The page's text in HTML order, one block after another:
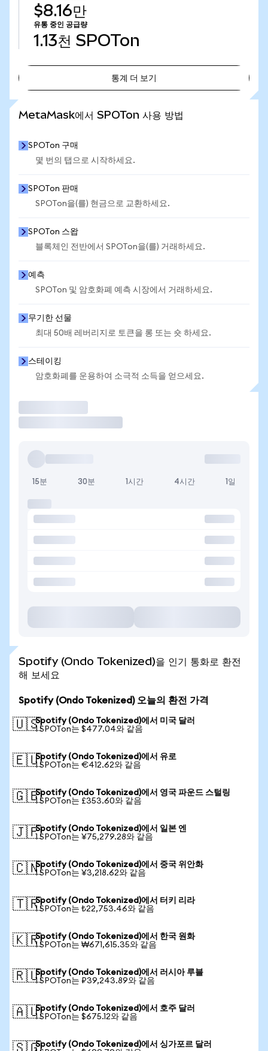
$8.16만
유통 중인 공급량
1.13천 SPOTon
통계 더 보기
MetaMask에서 SPOTon 사용 방법
SPOTon 구매
몇 번의 탭으로 시작하세요.
SPOTon 판매
SPOTon을(를) 현금으로 교환하세요.
SPOTon 스왑
블록체인 전반에서 SPOTon을(를) 거래하세요.
예측
SPOTon 및 암호화폐 예측 시장에서 거래하세요.
무기한 선물
최대 50배 레버리지로 토큰을 롱 또는 숏 하세요.
스테이킹
암호화폐를 운용하여 소극적 소득을 얻으세요.
15분 30분 1시간 4시간 1일
Spotify (Ondo Tokenized)을 인기 통화로 환전
해 보세요
Spotify (Ondo Tokenized) 오늘의 환전 가격
🇺🇸Spotify (Ondo Tokenized)에서 미국 달러
1 SPOTon는 $477.04와 같음
🇪🇺Spotify (Ondo Tokenized)에서 유로
1 SPOTon는 €412.62와 같음
🇬🇧Spotify (Ondo Tokenized)에서 영국 파운드 스털링
1 SPOTon는 £353.60와 같음
🇯🇵Spotify (Ondo Tokenized)에서 일본 엔
1 SPOTon는 ¥75,279.28와 같음
🇨🇳Spotify (Ondo Tokenized)에서 중국 위안화
1 SPOTon는 ¥3,218.62와 같음
🇹🇷Spotify (Ondo Tokenized)에서 터키 리라
1 SPOTon는 ₺22,753.46와 같음
🇰🇷Spotify (Ondo Tokenized)에서 한국 원화
1 SPOTon는 ₩671,615.35와 같음
🇷🇺Spotify (Ondo Tokenized)에서 러시아 루블
1 SPOTon는 ₽39,243.89와 같음
🇦🇺Spotify (Ondo Tokenized)에서 호주 달러
1 SPOTon는 $675.12와 같음
Spotify (Ondo Tokenized)에서 싱가포르 달러